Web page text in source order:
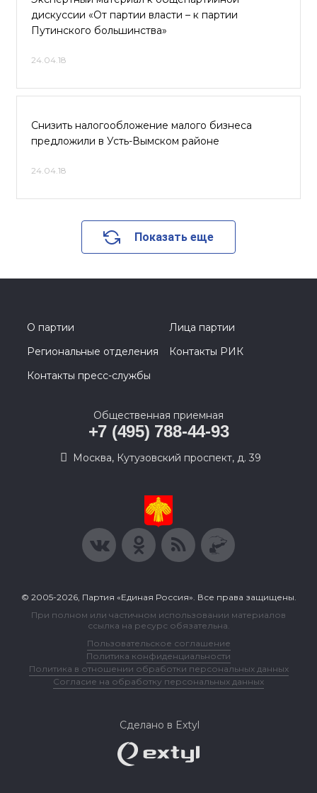
дискуссии «От партии власти – к партии
Путинского большинства»
24.04.18
Снизить налогообложение малого бизнеса
предложили в Усть-Вымском районе
24.04.18
Показать еще
О партии
Лица партии
Региональные отделения
Контакты РИК
Контакты пресс-службы
Общественная приемная
+7 (495) 788-44-93
Москва, Кутузовский проспект, д. 39
© 2005-2026, Партия «Единая Россия». Все права защищены.
При полном или частичном использовании материалов
ссылка на ресурс обязательна.
Пользовательское соглашение
Политика конфиденциальности
Политика в отношении обработки персональных данных
Согласие на обработку персональных данных
Сделано в Extyl